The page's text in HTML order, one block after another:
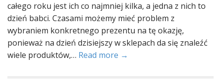
całego roku jest ich co najmniej kilka, a jedna z nich to
dzień babci. Czasami możemy mieć problem z
wybraniem konkretnego prezentu na tę okazję,
ponieważ na dzień dzisiejszy w sklepach da się znaleźć
wiele produktów,… Read more →